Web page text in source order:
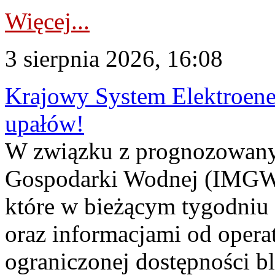
Więcej...
3 sierpnia 2026, 16:08
Krajowy System
upałów!
W związku z
Gospodarki Wodnej
które w bieżącym tygodniu
oraz informacjami od
ograniczonej dostępności